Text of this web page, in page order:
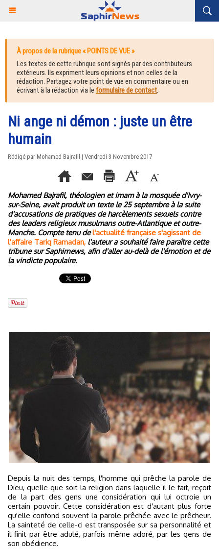
À propos de la rubrique « POINTS DE VUE »
Les textes de cette rubrique sont signés par des contributeurs
extérieurs. Ils expriment leurs opinions et non celles de la
rédaction. Partagez votre point de vue en commentaire ou en
écrivant à la rédaction via le formulaire de contact.
Ni ange ni démon : juste un être
humain
Rédigé par Mohamed Bajrafil | Vendredi 3 Novembre 2017
Mohamed Bajrafil, théologien et imam à la mosquée d'Ivry-
sur-Seine, avait produit un texte le 25 septembre à la suite
d'accusations de pratiques de harcèlements sexuels contre
des leaders religieux musulmans outre-Atlantique et outre-
Manche. Compte tenu del'actualité française s'agissant de
l'affaire Tariq Ramadan, l'auteur a souhaité faire paraître cette
tribune sur Saphirnews, afin d'aller au-delà de l'émotion et de
la vindicte populaire.
Depuis la nuit des temps, l'homme qui prêche la parole de
Dieu, quelle que soit la religion dans laquelle il le fait, reçoit
de la part des gens une considération qui lui octroie un
certain pouvoir. Cette considération est d'autant plus forte
qu'elle confond souvent la parole prêchée avec le prêcheur.
La sainteté de celle-ci est transposée sur sa personnalité et
il finit par être adulé, parfois même adoré, par les gens de
son obédience.